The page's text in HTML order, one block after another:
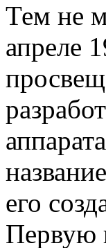
Тем не
апреле
его
Первую